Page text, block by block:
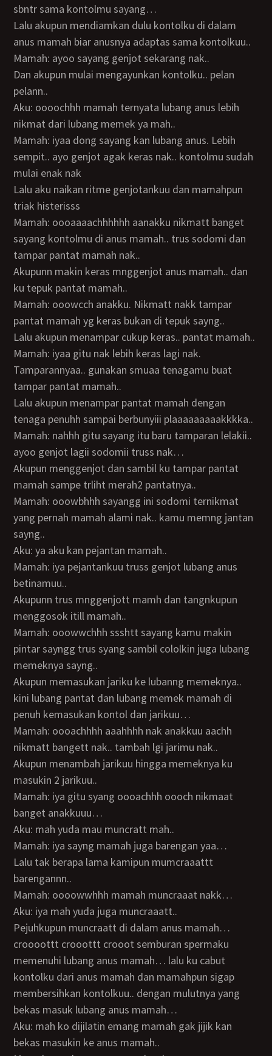
sbntr sama kontolmu sayang…
Lalu akupun mendiamkan dulu kontolku di dalam
anus mamah biar anusnya adaptas sama kontolkuu..
Mamah: ayoo sayang genjot sekarang nak..
Dan akupun mulai mengayunkan kontolku.. pelan
pelann..
Aku: oooochhh mamah ternyata lubang anus lebih
nikmat dari lubang memek ya mah..
Mamah: iyaa dong sayang kan lubang anus. Lebih
sempit.. ayo genjot agak keras nak.. kontolmu sudah
mulai enak nak
Lalu aku naikan ritme genjotankuu dan mamahpun
triak histerisss
Mamah: oooaaaachhhhhh aanakku nikmatt banget
sayang kontolmu di anus mamah.. trus sodomi dan
tampar pantat mamah nak..
Akupunn makin keras mnggenjot anus mamah.. dan
ku tepuk pantat mamah..
Mamah: ooowcch anakku. Nikmatt nakk tampar
pantat mamah yg keras bukan di tepuk sayng..
Lalu akupun menampar cukup keras.. pantat mamah..
Mamah: iyaa gitu nak lebih keras lagi nak.
Tamparannyaa.. gunakan smuaa tenagamu buat
tampar pantat mamah..
Lalu akupun menampar pantat mamah dengan
tenaga penuhh sampai berbunyiii plaaaaaaaaakkkka..
Mamah: nahhh gitu sayang itu baru tamparan lelakii..
ayoo genjot lagii sodomii truss nak…
Akupun menggenjot dan sambil ku tampar pantat
mamah sampe trliht merah2 pantatnya..
Mamah: ooowbhhh sayangg ini sodomi ternikmat
yang pernah mamah alami nak.. kamu memng jantan
sayng..
Aku: ya aku kan pejantan mamah..
Mamah: iya pejantankuu truss genjot lubang anus
betinamuu..
Akupunn trus mnggenjott mamh dan tangnkupun
menggosok itill mamah..
Mamah: ooowwchhh ssshtt sayang kamu makin
pintar sayngg trus syang sambil cololkin juga lubang
memeknya sayng..
Akupun memasukan jariku ke lubanng memeknya..
kini lubang pantat dan lubang memek mamah di
penuh kemasukan kontol dan jarikuu…
Mamah: oooachhhh aaahhhh nak anakkuu aachh
nikmatt bangett nak.. tambah lgi jarimu nak..
Akupun menambah jarikuu hingga memeknya ku
masukin 2 jarikuu..
Mamah: iya gitu syang oooachhh oooch nikmaat
banget anakkuuu…
Aku: mah yuda mau muncratt mah..
Mamah: iya sayng mamah juga barengan yaa…
Lalu tak berapa lama kamipun mumcraaattt
barengannn..
Mamah: oooowwhhh mamah muncraaat nakk…
Aku: iya mah yuda juga muncraaatt..
Pejuhkupun muncraatt di dalam anus mamah…
croooottt crooottt crooot semburan spermaku
memenuhi lubang anus mamah… lalu ku cabut
kontolku dari anus mamah dan mamahpun sigap
membersihkan kontolkuu.. dengan mulutnya yang
bekas masuk lubang anus mamah…
Aku: mah ko dijilatin emang mamah gak jijik kan
bekas masukin ke anus mamah..